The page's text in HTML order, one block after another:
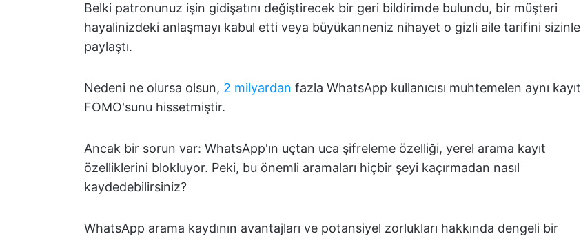
Belki patronunuz işin gidişatını değiştirecek bir geri bildirimde bulundu, bir müşteri
hayalinizdeki anlaşmayı kabul etti veya büyükanneniz nihayet o gizli aile tarifini sizinle
paylaştı.
Nedeni ne olursa olsun, 2 milyardan fazla WhatsApp kullanıcısı muhtemelen aynı kayıt
FOMO'sunu hissetmiştir.
Ancak bir sorun var: WhatsApp'ın uçtan uca şifreleme özelliği, yerel arama kayıt
özelliklerini blokluyor. Peki, bu önemli aramaları hiçbir şeyi kaçırmadan nasıl
kaydedebilirsiniz?
WhatsApp arama kaydının avantajları ve potansiyel zorlukları hakkında dengeli bir